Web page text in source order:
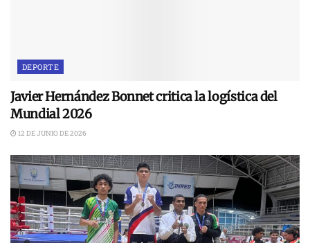
DEPORTE
Javier Hernández Bonnet critica la logística del
Mundial 2026
12 DE JUNIO DE 2026